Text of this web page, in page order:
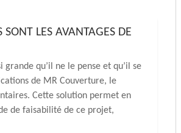
LES AVANTAGES DE
qu’il ne le pense et qu’il se
de MR Couverture, le
Cette solution permet en
de faisabilité de ce projet,